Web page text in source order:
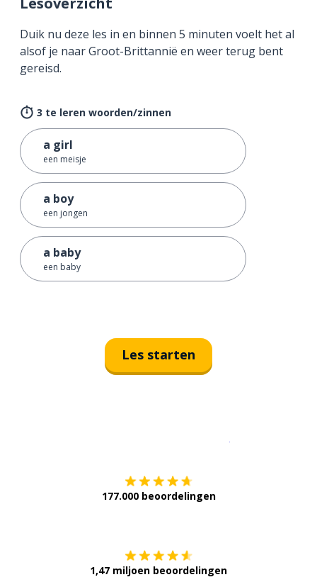
Duik nu deze les in en binnen 5 minuten voelt het al
alsof je naar Groot-Brittannië en weer terug bent
gereisd.
3 te leren woorden/zinnen
a girl
een meisje
a boy
een jongen
a baby
een baby
Les starten
177.000 beoordelingen
1,47 miljoen beoordelingen